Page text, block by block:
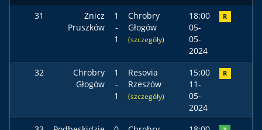
31
Znicz
Pruszków
1
-
1
Chrobry
Głogów
(szczegóły)
18:00
05-
05-
2024
R
32
Chrobry
Głogów
1
-
1
Resovia
Rzeszów
(szczegóły)
15:00
11-
05-
2024
R